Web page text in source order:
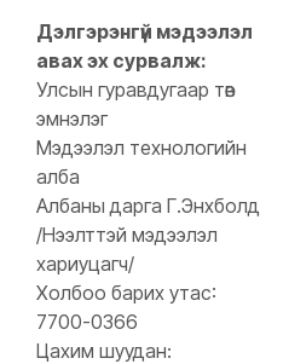
Дэлгэрэнгүй мэдээлэл
авах эх сурвалж:
Улсын гуравдугаар төв
эмнэлэг
Мэдээлэл технологийн
алба
Албаны дарга Г.Энхболд
/Нээлттэй мэдээлэл
хариуцагч/
Холбоо барих утас:
7700-0366
Цахим шуудан: